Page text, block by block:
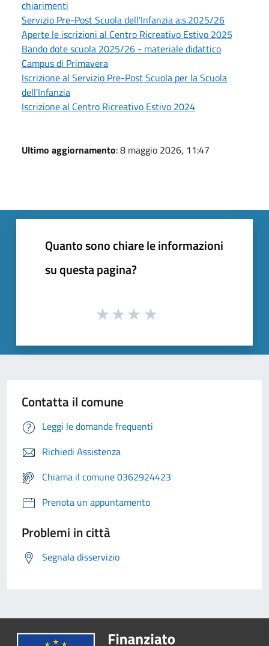
chiarimenti
Servizio Pre-Post Scuola dell'Infanzia a.s.2025/26
Aperte le iscrizioni al Centro Ricreativo Estivo 2025
Bando dote scuola 2025/26 - materiale didattico
Campus di Primavera
Iscrizione al Servizio Pre-Post Scuola per la Scuola
dell'Infanzia
Iscrizione al Centro Ricreativo Estivo 2024
Ultimo aggiornamento: 8 maggio 2026, 11:47
Quanto sono chiare le informazioni
su questa pagina?
Contatta il comune
Leggi le domande frequenti
Richiedi Assistenza
Chiama il comune 0362924423
Prenota un appuntamento
Problemi in città
Segnala disservizio